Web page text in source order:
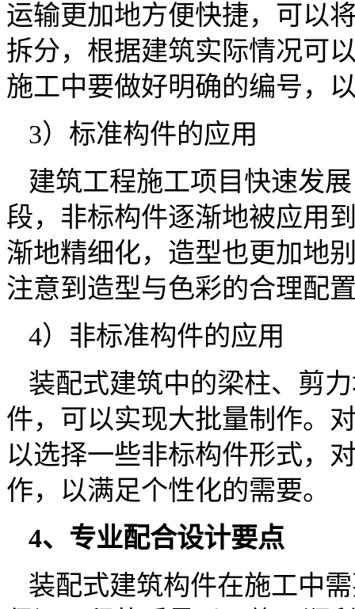
运输更加地方便快捷，可以
拆分，根据建筑实际情况可
施工中要做好明确的编号，
3）标准构件的应用
建筑工程施工项目快速发
段，非标构件逐渐地被应用
渐地精细化，造型也更加地
注意到造型与色彩的合理配
4）非标准构件的应用
装配式建筑中的梁柱、剪
件，可以实现大批量制作。
以选择一些非标构件形式，
作，以满足个性化的需要。
4、专业配合设计要点
装配式建筑构件在施工中